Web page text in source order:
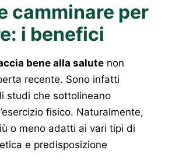
camminare per
i benefici
bene alla salute non
recente. Sono infatti
studi che sottolineano
fisico. Naturalmente,
o meno adatti ai vari tipi di
e predisposizione